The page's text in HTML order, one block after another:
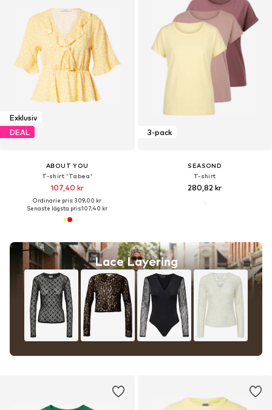
Exklusiv
DEAL
ABOUT YOU
T-shirt 'Tabea'
107,40 kr
Ordinarie pris: 309,00 kr
Senaste lägsta pris:107,40 kr
Lace Layering
3-pack
SEASOND
T-shirt
280,82 kr